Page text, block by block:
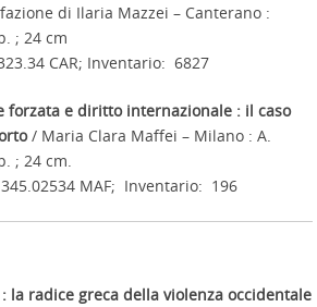
di Ilaria Mazzei – Canterano :
; 24 cm
CAR; Inventario: 6827
forzata e diritto internazionale : il caso
/ Maria Clara Maffei – Milano : A.
; 24 cm.
MAF; Inventario: 196
la radice greca della violenza occidentale